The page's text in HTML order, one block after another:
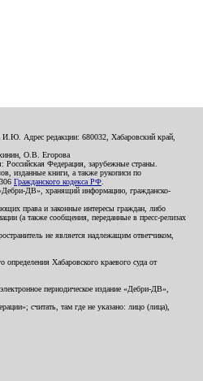
И.Ю. Адрес редакции: 680032, Хабаровский край,
О.В. Егорова
Федерация, зарубежные страны.
изданные книги, а также рукописи по
Гражданского кодекса РФ
ДВ», хранящий информацию, гражданско-
права и законные интересы граждан, либо
(а также сообщения, переданные в пресс-релизах
не является надлежащим ответчиком,
Хабаровского краевого суда от
периодическое издание «Дебри-ДВ»,
считать, там где не указано: лицо (лица),